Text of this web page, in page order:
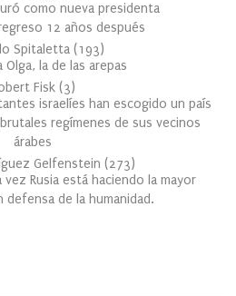
como nueva presidenta
12 años después
Spitaletta (193)
Olga, la de las arepas
Fisk (3)
israelíes han escogido un país
regímenes de sus vecinos
árabes
Gelfenstein (273)
Rusia está haciendo la mayor
de la humanidad.